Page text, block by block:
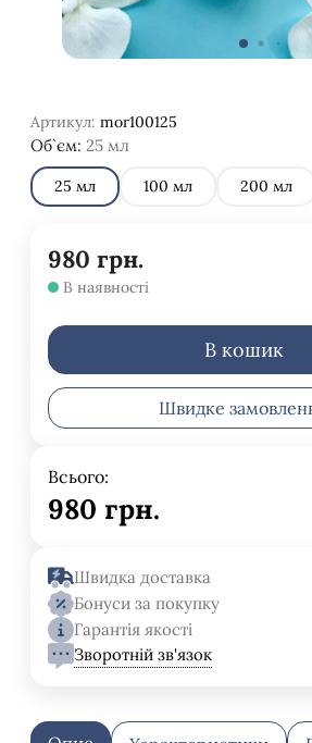
Артикул: mor100125
Об`єм: 25 мл
25 мл 100 мл 200 мл
980 грн.
В наявності
В кошик
Швидке
Всього:
980 грн.
Швидка доставка
Бонуси за покупку
Гарантія якості
Зворотній зв'язок